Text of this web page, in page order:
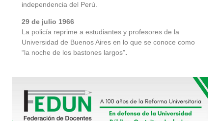
independencia del Perú.
29 de julio 1966
La policía reprime a estudiantes y profesores de la
Universidad de Buenos Aires en lo que se conoce como
“la noche de los bastones largos”.